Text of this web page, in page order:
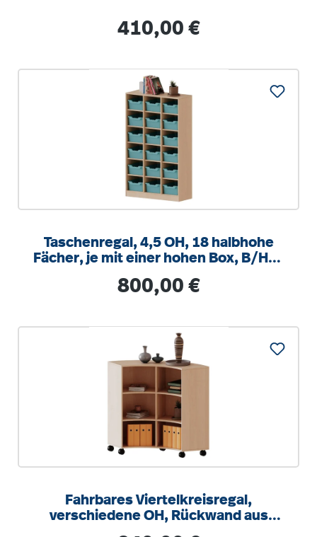
Regulärer Preis:
410,00 €
Taschenregal, 4,5 OH, 18 halbhohe
Fächer, je mit einer hohen Box, B/H/T
Regulärer Preis:
800,00 €
Fahrbares Viertelkreisregal,
verschiedene OH, Rückwand aus